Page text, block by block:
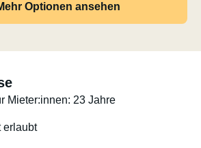
Optionen ansehen
Mieter:innen: 23 Jahre
erlaubt